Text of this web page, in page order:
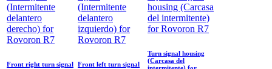
Front right turn signal Front left turn signal
Turn signal housing
(Carcasa del